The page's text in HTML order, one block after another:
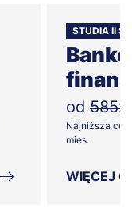
STUDIA II
od 585zł
Najniższa
mies.
WIĘCEJ